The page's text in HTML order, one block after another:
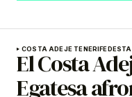
COSTA ADEJE TENERIFE
El Costa
Egatesa